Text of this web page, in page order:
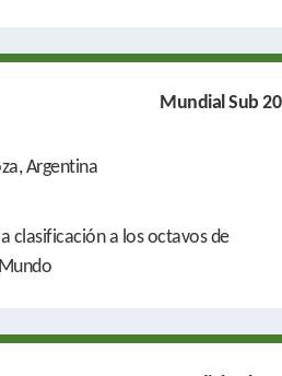
Mundial Sub 20
Argentina
clasificación a los octavos de